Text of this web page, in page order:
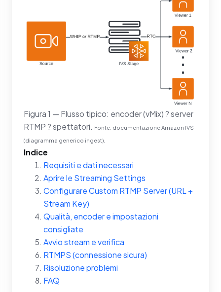
Figura 1 — Flusso tipico: encoder (vMix) ? server
RTMP ? spettatori. Fonte: documentazione Amazon IVS
(diagramma generico ingest).
Indice
Requisiti e dati necessari
Aprire le Streaming Settings
Configurare Custom RTMP Server (URL +
Stream Key)
Qualità, encoder e impostazioni
consigliate
Avvio stream e verifica
RTMPS (connessione sicura)
Risoluzione problemi
FAQ